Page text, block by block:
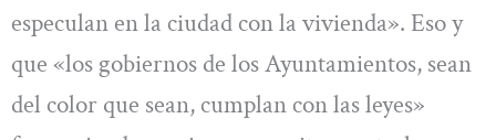
especulan en la ciudad con la vivienda». Eso y
que «los gobiernos de los Ayuntamientos, sean
del color que sean, cumplan con las leyes»